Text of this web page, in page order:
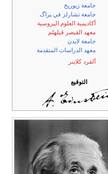
جامعة زيوريخ
جامعة تشارلز في پراگ
أكاديمية العلوم الپروسية
معهد القيصر ڤيلهلم
جامعة لايدن
معهد الدراسات المتقدمة
ألفرد كلاينر
التوقيع